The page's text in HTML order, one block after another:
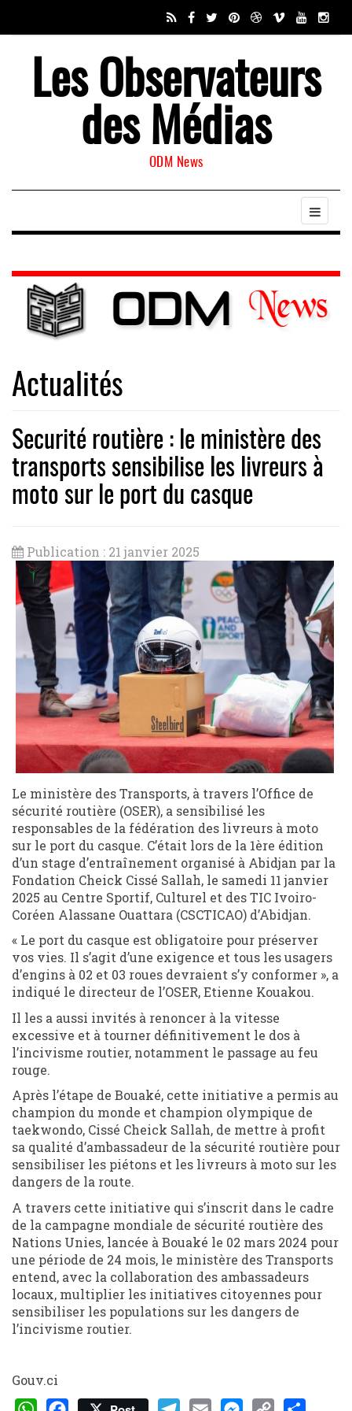
Les Observateurs
des Médias
ODM News
Actualités
Securité routière : le ministère des
transports sensibilise les livreurs à
moto sur le port du casque
Publication : 21 janvier 2025
Le ministère des Transports, à travers l’Office de
sécurité routière (OSER), a sensibilisé les
responsables de la fédération des livreurs à moto
sur le port du casque. C’était lors de la 1ère édition
d’un stage d’entraînement organisé à Abidjan par la
Fondation Cheick Cissé Sallah, le samedi 11 janvier
2025 au Centre Sportif, Culturel et des TIC Ivoiro-
Coréen Alassane Ouattara (CSCTICAO) d’Abidjan.
« Le port du casque est obligatoire pour préserver
vos vies. Il s’agit d’une exigence et tous les usagers
d’engins à 02 et 03 roues devraient s’y conformer », a
indiqué le directeur de l’OSER, Etienne Kouakou.
Il les a aussi invités à renoncer à la vitesse
excessive et à tourner définitivement le dos à
l’incivisme routier, notamment le passage au feu
rouge.
Après l’étape de Bouaké, cette initiative a permis au
champion du monde et champion olympique de
taekwondo, Cissé Cheick Sallah, de mettre à profit
sa qualité d’ambassadeur de la sécurité routière pour
sensibiliser les piétons et les livreurs à moto sur les
dangers de la route.
A travers cette initiative qui s’inscrit dans le cadre
de la campagne mondiale de sécurité routière des
Nations Unies, lancée à Bouaké le 02 mars 2024 pour
une période de 24 mois, le ministère des Transports
entend, avec la collaboration des ambassadeurs
locaux, multiplier les initiatives citoyennes pour
sensibiliser les populations sur les dangers de
l’incivisme routier.
Gouv.ci